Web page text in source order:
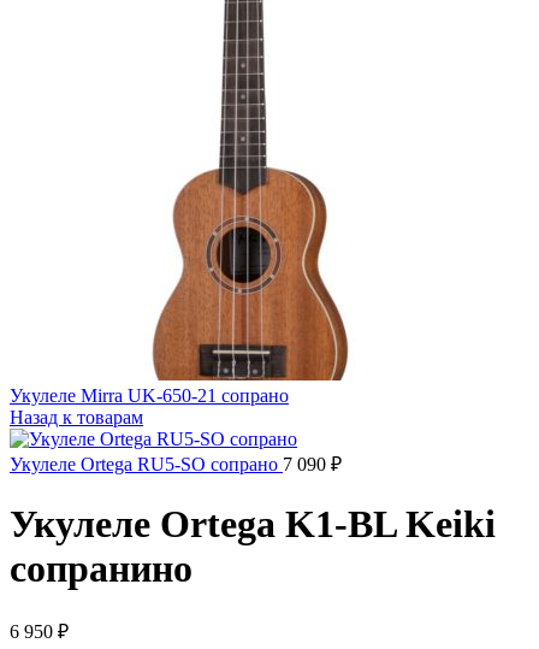
Укулеле Mirra UK-650-21 сопрано
Назад к товарам
Укулеле Ortega RU5-SO сопрано 7 090 ₽
Укулеле Ortega K1-BL Keiki
сопранино
6 950 ₽